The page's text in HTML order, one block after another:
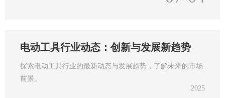
电动工具行业动态：创新与发展新趋势
探索电动工具行业的最新动态与发展趋势，了解未来的市场
前景。
2025